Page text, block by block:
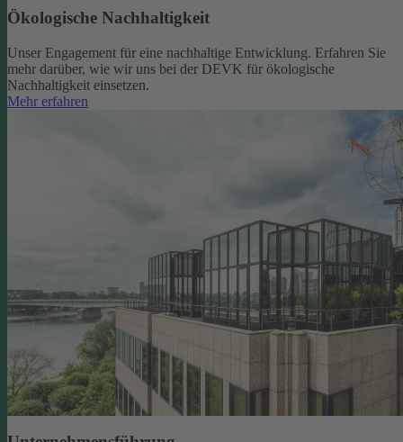
Ökologische Nachhaltigkeit
Unser Engagement für eine nachhaltige Entwicklung. Erfahren Sie
mehr darüber, wie wir uns bei der DEVK für ökologische
Nachhaltigkeit einsetzen.
Mehr erfahren